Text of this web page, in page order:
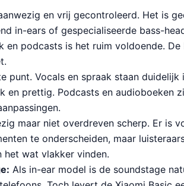
en vrij gecontroleerd. Het is
in-ears of gespecialiseerde bass-
en podcasts is het ruim voldoende.
punt. Vocals en spraak staan duidelijk
en prettig. Podcasts en audioboeken
maar niet overdreven scherp. Er is
te onderscheiden, maar
het wat vlakker vinden.
Als in-ear model is de soundstage